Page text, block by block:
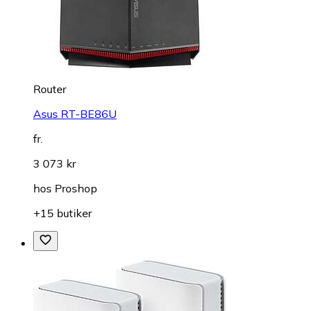
Router
Asus RT-BE86U
fr.
3 073 kr
hos Proshop
+15 butiker